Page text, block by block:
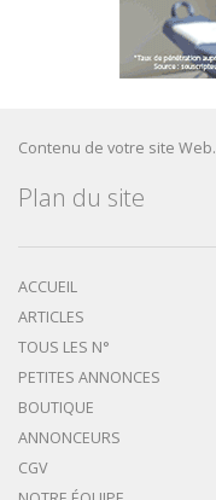
Contenu de votre site Web.
Plan du site
ACCUEIL
ARTICLES
TOUS LES N°
PETITES ANNONCES
BOUTIQUE
ANNONCEURS
CGV